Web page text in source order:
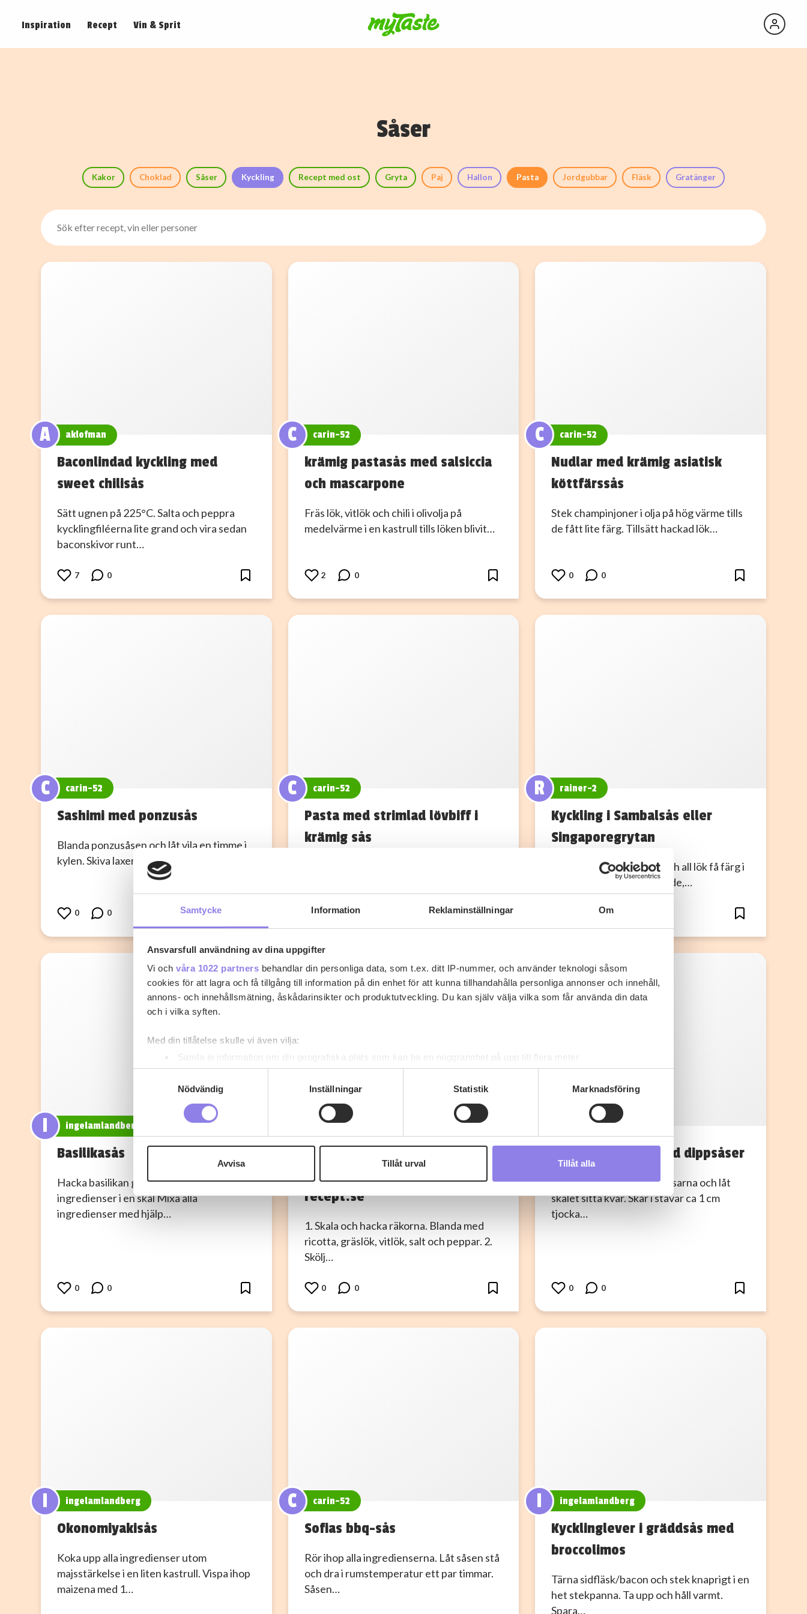
Samtycke Information Reklaminställningar Om
Ansvarsfull användning av dina uppgifter
Vi och våra 1022 partners behandlar din personliga data, som t.ex. ditt IP-nummer, och använder teknologi såsom
cookies för att lagra och få tillgång till information på din enhet för att kunna tillhandahålla personliga annonser och innehåll,
annons- och innehållsmätning, åskådarinsikter och produktutveckling. Du kan själv välja vilka som får använda din data
och i vilka syften.
Med din tillåtelse skulle vi även vilja:
Samla in information om din geografiska plats som kan ha en noggrannhet på upp till flera meter
Identifiera din enhet genom att aktivt skanna den för specifika kännetecken (fingeravtryck)
Ta reda på mer om hur dina personliga uppgifter behandlas och ställ in dina preferenser i
detaljsektionen. Du kan ändra
eller dra tillbaka ditt samtycke när som helst från cookie-förklaringen.
eller äldre. Genom att besöka webbplatsen intygar du att du är 25 år eller äldre.
till de sociala medier och annons- och analysföretag som vi samarbetar med. Dessa kan i sin tur kombinera informationen
med annan information som du har tillhandahållit eller som de har samlat in när du har använt deras tjänster.
Nödvändig
Inställningar Statistik Marknadsföring
Avvisa Tillåt urval Tillåt alla
Inspiration Recept Vin & Sprit
Såser
Kakor Choklad Såser Kyckling Recept med ost Gryta Paj Hallon Pasta Jordgubbar Fläsk Gratänger
A aklofman
Baconlindad kyckling med
sweet chilisås
Sätt ugnen på 225°C. Salta och peppra
kycklingfiléerna lite grand och vira sedan
baconskivor runt…
7 0
C carin-52
krämig pastasås med salsiccia
och mascarpone
Fräs lök, vitlök och chili i olivolja på
medelvärme i en kastrull tills löken blivit…
2 0
C carin-52
Nudlar med krämig asiatisk
köttfärssås
Stek champinjoner i olja på hög värme tills
de fått lite färg. Tillsätt hackad lök…
0 0
C carin-52
Sashimi med ponzusås
Blanda ponzusåsen och låt vila en timme i
kylen. Skiva laxen i ytterst tunna skivor.…
0 0
C carin-52
Pasta med strimlad lövbiff i
krämig sås
1 0
R rainer-2
Kyckling i Sambalsås eller
Singaporegrytan
1. Låt kyckling, choritzo och all lök få färg i
stekpanna. 2. Häll på grädde,…
0
I ingelamlandberg
Basilikasås
Hacka basilikan grovt och häll alla
ingredienser i en skål Mixa alla
ingredienser med hjälp…
0 0
ingelamlandberg
Räkcannelloni med
gorgonzolasås / källa
recept.se
1. Skala och hacka räkorna. Blanda med
ricotta, gräslök, vitlök, salt och peppar. 2.
Skölj…
0 0
ingelamlandberg
4 olika pommes med dippsåser
Potatis Skrubba bakpotatisarna och låt
skalet sitta kvar. Skär i stavar ca 1 cm
tjocka…
0 0
I ingelamlandberg
Okonomiyakisås
Koka upp alla ingredienser utom
majsstärkelse i en liten kastrull. Vispa ihop
maizena med 1…
C carin-52
Sofias bbq-sås
Rör ihop alla ingredienserna. Låt såsen stå
och dra i rumstemperatur ett par timmar.
Såsen…
I ingelamlandberg
Kycklinglever i gräddsås med
broccolimos
Tärna sidfläsk/bacon och stek knaprigt i en
het stekpanna. Ta upp och håll varmt.
Spara…